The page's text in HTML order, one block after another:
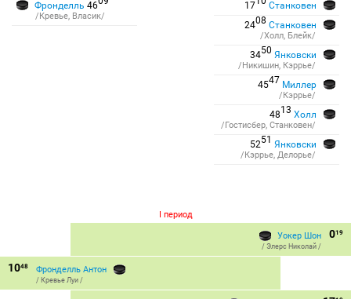
Фронделль 46
/Кревье, Власик/
17
Станковен
2408 Станковен
/Холл, Блейк/
3450 Янковски
/Никишин, Кэррье/
4547 Миллер
/Кэррье/
4813 Холл
/Гостисбер, Станковен/
5251 Янковски
/Кэррье, Делорье/
I период
019
Уокер Шон
/ Элерс Николай /
1048 Фронделль Антон
/ Кревье Луи /